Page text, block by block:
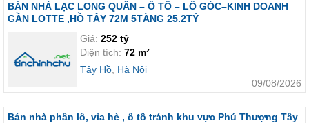
BÁN NHÀ LẠC LONG QUÂN – Ô TÔ – LÔ GÓC–KINH DOANH
GẦN LOTTE ,HỒ TÂY 72M 5TÀNG 25.2TỶ
Giá: 252 tỷ
Diện tích: 72 m²
Tây Hồ Hà Nội
09/08/2026
Bán nhà phân lô, vỉa hè , ô tô tránh khu vực Phú Thượng Tây